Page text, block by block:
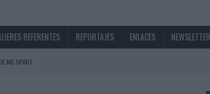
REFERENTES REPORTAJES ENLACES NEWSLETTER
MG SPIRIT